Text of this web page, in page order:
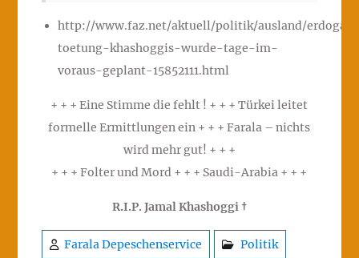
http://www.faz.net/aktuell/politik/ausland/
toetung-khashoggis-wurde-tage-im-
voraus-geplant-15852111.html
+ + + Eine Stimme die fehlt ! + + + Türkei leitet
formelle Ermittlungen ein + + + Farala – nichts
wird mehr gut! + + +
+ + + Folter und Mord + + + Saudi-Arabia + + +
R.I.P. Jamal Khashoggi †
Farala Depeschenservice Politik